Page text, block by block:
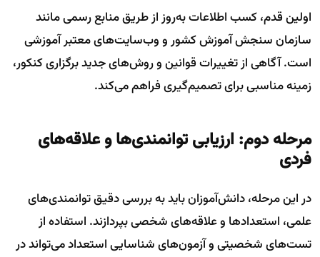
اولین قدم، کسب اطلاعات به‌روز از طریق منابع رسمی مانند
سازمان سنجش آموزش کشور و وب‌سایت‌های معتبر آموزشی
است. آگاهی از تغییرات قوانین و روش‌های جدید برگزاری کنکور،
زمینه مناسبی برای تصمیم‌گیری فراهم می‌کند.
مرحله دوم: ارزیابی توانمندی‌ها و علاقه‌های
فردی
در این مرحله، دانش‌آموزان باید به بررسی دقیق توانمندی‌های
علمی، استعدادها و علاقه‌های شخصی بپردازند. استفاده از
تست‌های شخصیتی و آزمون‌های شناسایی استعداد می‌تواند در